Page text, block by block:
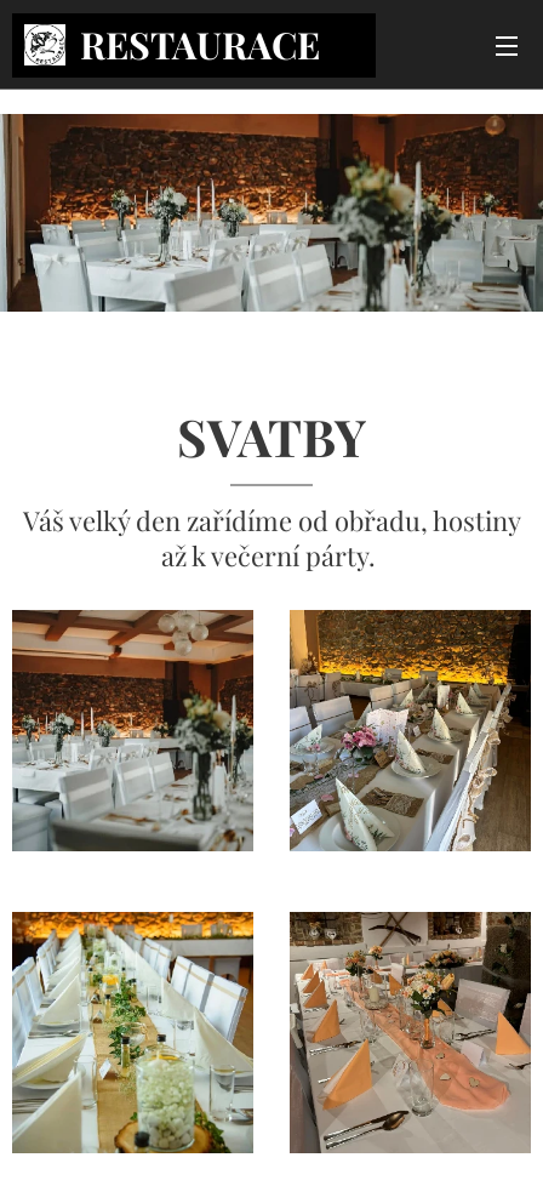
RESTAURACE
ČP2
SVATBY
Váš velký den zařídíme od obřadu, hostiny
až k večerní párty.